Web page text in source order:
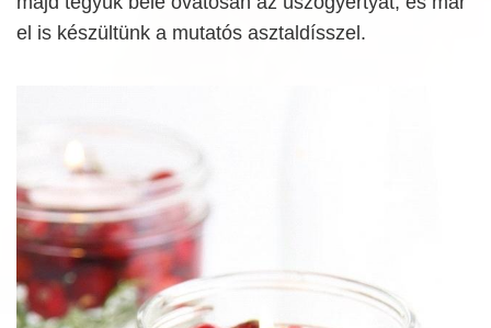
el is készültünk a mutatós asztaldísszel.